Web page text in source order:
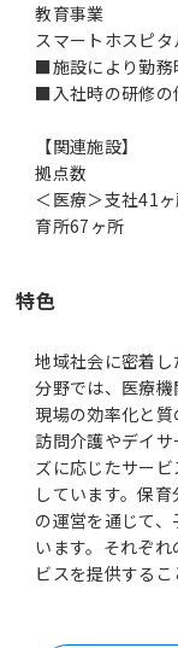
教育事業
スマートホスピタ
■施設により勤務
■入社時の研修の
【関連施設】
拠点数
＜医療＞支社41
育所67ヶ所
特色
地域社会に密着
分野では、医療
現場の効率化と質
訪問介護やデイ
ズに応じたサー
しています。保
の運営を通じて
います。それぞ
ビスを提供するこ